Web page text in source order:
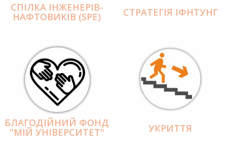
СПІЛКА ІНЖЕНЕРІВ-
НАФТОВИКІВ (SPE) СТРАТЕГІЯ ІФНТУНГ
БЛАГОДІЙНИЙ ФОНД
"МІЙ УНІВЕРСИТЕТ" УКРИТТЯ